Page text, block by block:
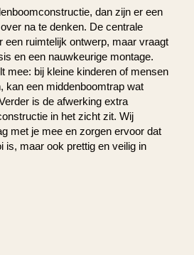
dan zijn er een
na te denken. De centrale
een ruimtelijk ontwerp, maar vraagt
en een nauwkeurige montage.
mee: bij kleine kinderen of mensen
kan een middenboomtrap wat
is de afwerking extra
in het zicht zit. Wij
met je mee en zorgen ervoor dat
is, maar ook prettig en veilig in